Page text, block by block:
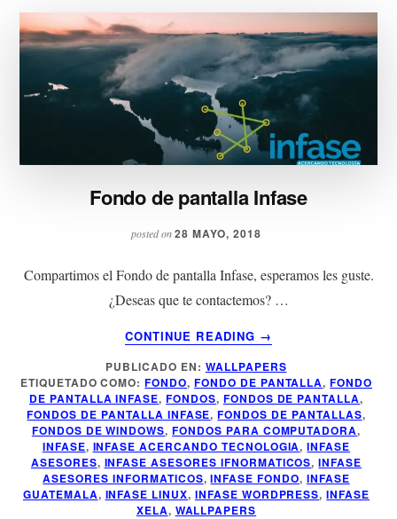
Fondo de pantalla Infase
posted on28 MAYO, 2018
Compartimos el Fondo de pantalla Infase, esperamos les guste.
¿Deseas que te contactemos? …
CONTINUE READING
ACERCA
DE
FONDO
DE
PANTALLA
INFASE
→
PUBLICADO EN: WALLPAPERS
ETIQUETADO COMO:FONDO, FONDO DE PANTALLA,FONDO
DE PANTALLA INFASE,FONDOS, FONDOS DE PANTALLA,
FONDOS DE PANTALLA INFASE,FONDOS DE PANTALLAS,
FONDOS DE WINDOWS,FONDOS PARA COMPUTADORA,
INFASE, INFASE ACERCANDO TECNOLOGIA,INFASE
ASESORES, INFASE ASESORES IFNORMATICOS,INFASE
ASESORES INFORMATICOS,INFASE FONDO, INFASE
GUATEMALA, INFASE LINUX, INFASE WORDPRESS,INFASE
XELA, WALLPAPERS